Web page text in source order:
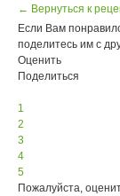
← Вернуться к
Если Вам
поделитесь им с
Оценить
Поделиться
1
2
3
4
5
Пожалуйста,